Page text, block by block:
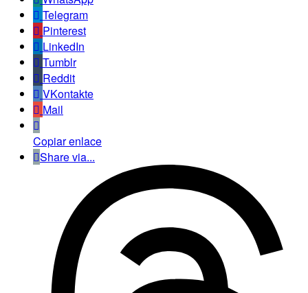
Telegram
Pinterest
LinkedIn
Tumblr
Reddit
VKontakte
Mail
Copiar enlace
Share via...